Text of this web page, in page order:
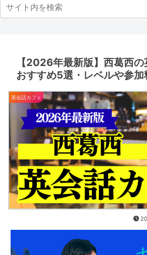
【2026年最新版】西葛西
おすすめ5選・レベルや参
英会話カフェ